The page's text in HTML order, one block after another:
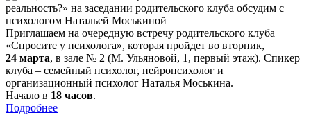
Приглашаем на очередную встречу родительского клуба
«Спросите у психолога», которая пройдет во вторник,
24 марта, в зале № 2 (М. Ульяновой, 1, первый этаж). Спикер
клуба – семейный психолог, нейропсихолог и
организационный психолог Наталья Моськина.
Начало в 18 часов.
Подробнее